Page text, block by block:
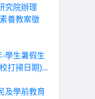
究院辦理
養教案徵
學生暑假生
打掃日期)...
及學前教育